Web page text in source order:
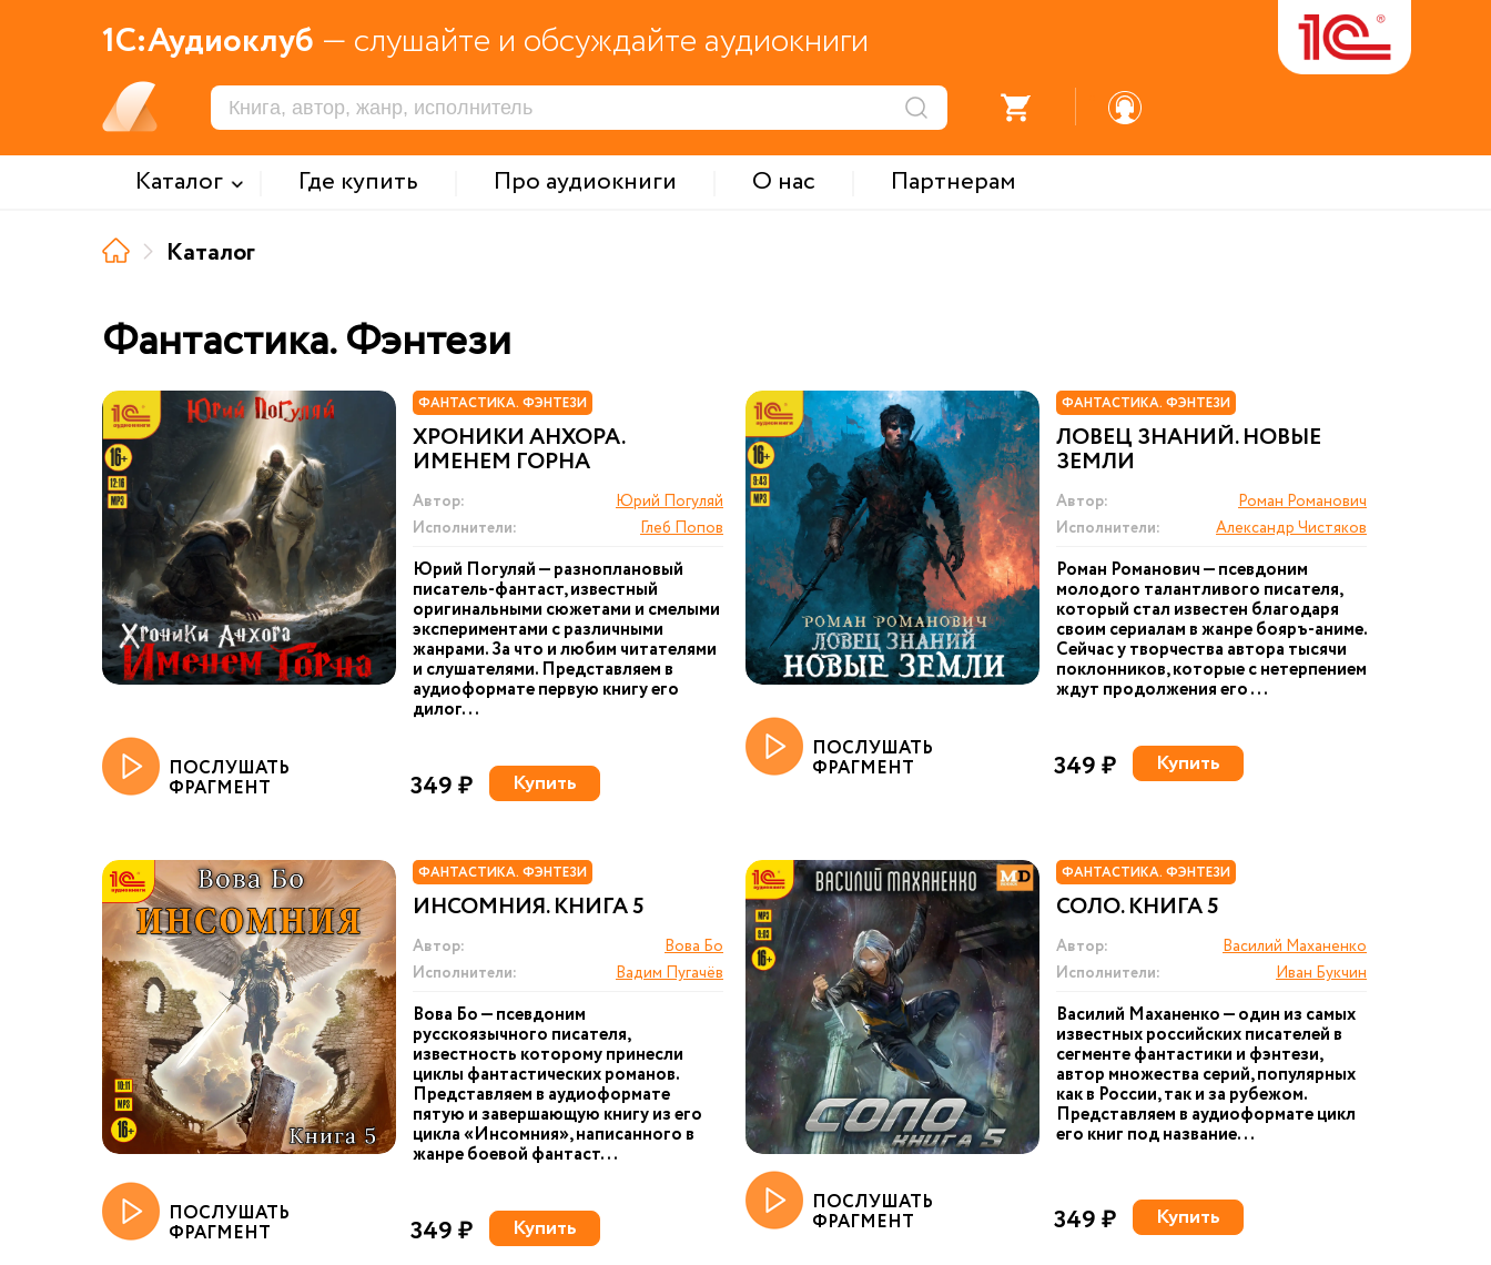
1С:Аудиоклуб — слушайте и обсуждайте аудиокниги
Каталог Где купить Про аудиокниги О нас
Партнерам
Каталог
Фантастика. Фэнтези
ФАНТАСТИКА. ФЭНТЕЗИ
ХРОНИКИ АНХОРА.
ИМЕНЕМ ГОРНА
Автор:
Юрий Погуляй
Исполнители:
Глеб Попов
Юрий Погуляй — разноплановый
писатель-фантаст, известный
оригинальными сюжетами и смелыми
экспериментами с различными
жанрами. За что и любим читателями
и слушателями. Представляем в
аудиоформате первую книгу его
дилог...
ПОСЛУШАТЬ
ФРАГМЕНТ 349 ₽ Купить
ФАНТАСТИКА. ФЭНТЕЗИ
ЛОВЕЦ ЗНАНИЙ. НОВЫЕ
ЗЕМЛИ
Автор:
Роман Романович
Исполнители:
Александр Чистяков
Роман Романович — псевдоним
молодого талантливого писателя,
который стал известен благодаря
своим сериалам в жанре бояръ-аниме.
Сейчас у творчества автора тысячи
поклонников, которые с нетерпением
ждут продолжения его ...
ПОСЛУШАТЬ
ФРАГМЕНТ 349 ₽ Купить
ФАНТАСТИКА. ФЭНТЕЗИ
ИНСОМНИЯ. КНИГА 5
Автор:
Вова Бо
Исполнители:
Вадим Пугачёв
Вова Бо — псевдоним
русскоязычного писателя,
известность которому принесли
циклы фантастических романов.
Представляем в аудиоформате
пятую и завершающую книгу из его
цикла «Инсомния», написанного в
жанре боевой фантаст...
ПОСЛУШАТЬ
ФРАГМЕНТ 349 ₽ Купить
ФАНТАСТИКА. ФЭНТЕЗИ
СОЛО. КНИГА 5
Автор:
Василий Маханенко
Исполнители:
Иван Букчин
Василий Маханенко — один из самых
известных российских писателей в
сегменте фантастики и фэнтези,
автор множества серий, популярных
как в России, так и за рубежом.
Представляем в аудиоформате цикл
его книг под название...
ПОСЛУШАТЬ
ФРАГМЕНТ 349 ₽ Купить